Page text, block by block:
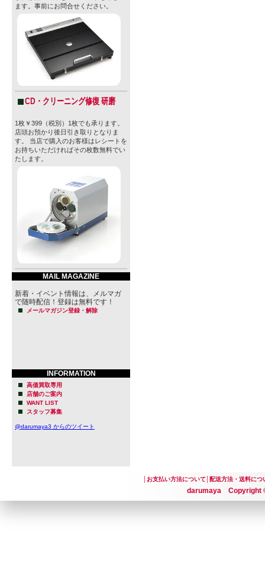
ます。事前にお問合せください。
CD・クリーニング修復 研磨
1枚￥399（税別）1枚でも承ります。
店頭お預かり後日引き取りとなりま
す。 当店で購入のお客様はレシートを
お持ちいただければその枚数無料でい
たします。
MAIL MAGAZINE
新着・イベント情報は、メルマガ
で随時配信！登録は無料です！
メールマガジン登録・解除
INFORMATION
高価買取専用
店舗のご案内
WANT LIST
スタッフ募集
@darumaya3 からのツイート
お支払い方法について│ 配送方法・送料につ
darumaya Copyright